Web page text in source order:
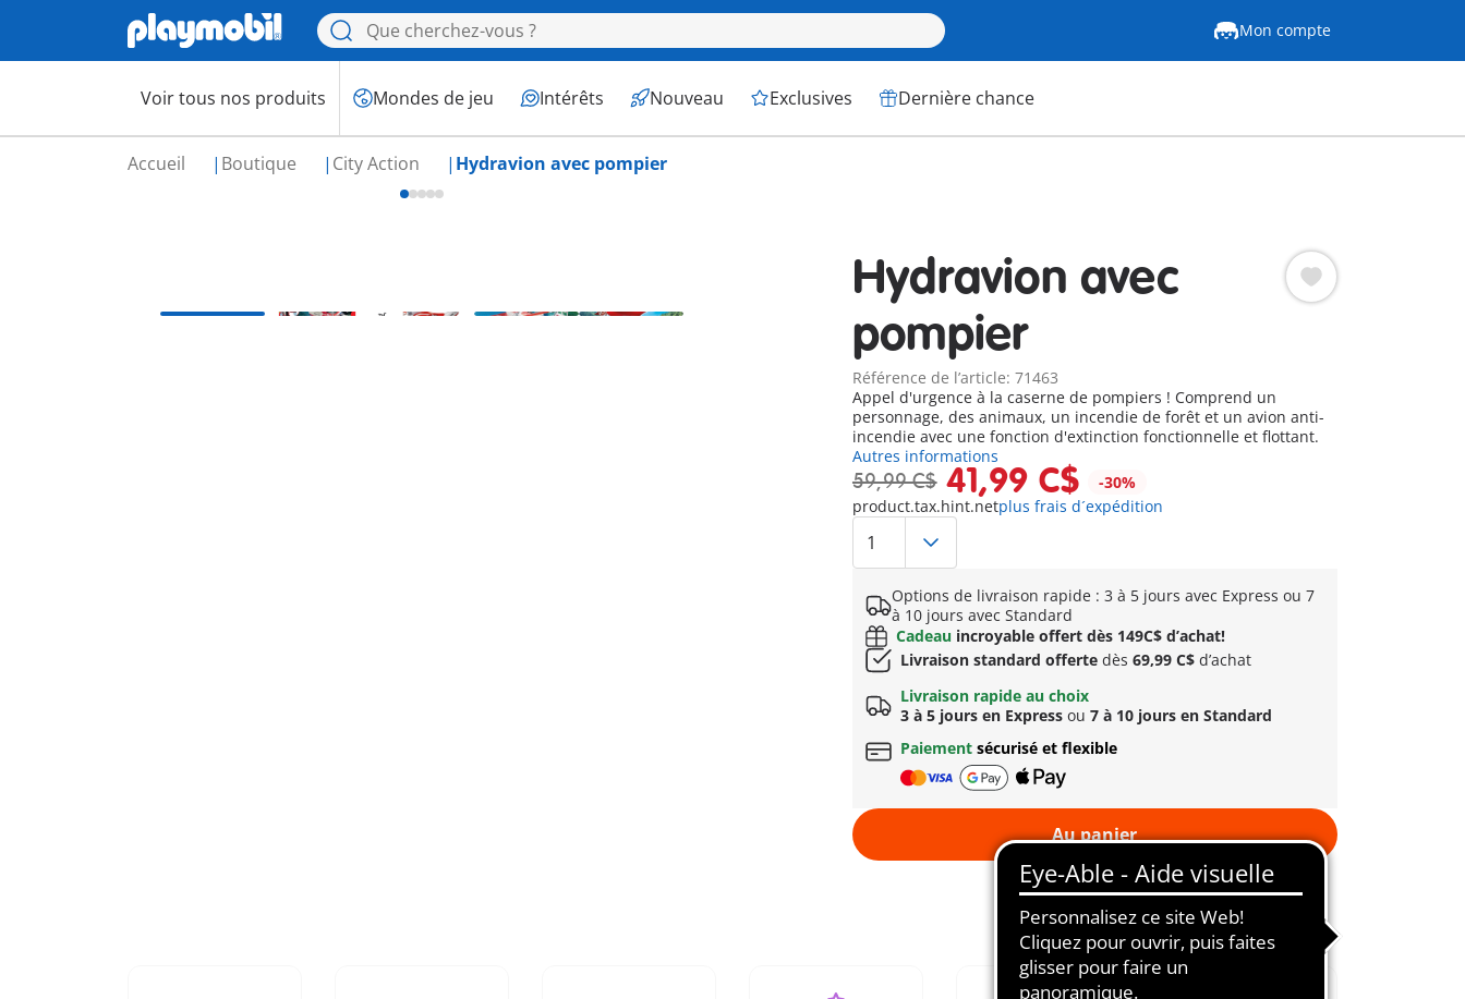
Mon compte
Voir tous nos produits Mondes de jeu Intérêts Nouveau Exclusives Dernière chance
Accueil Boutique City Action Hydravion avec pompier
Hydravion avec
pompier
Référence de l’article: 71463
Appel d'urgence à la caserne de pompiers ! Comprend un
personnage, des animaux, un incendie de forêt et un avion anti-
incendie avec une fonction d'extinction fonctionnelle et flottant.
Autres informations
59,99 C$ 41,99 C$
-30%
product.tax.hint.netplus frais d´expédition
Options de livraison rapide : 3 à 5 jours avec Express ou 7
à 10 jours avec Standard
Cadeauincroyable offert dès 149C$ d’achat!
Livraison standard offerte dès 69,99 C$d’achat
Livraison rapide au choix
3 à 5 jours en Expressou 7 à 10 jours en Standard
Paiement sécurisé et flexible
Au panier